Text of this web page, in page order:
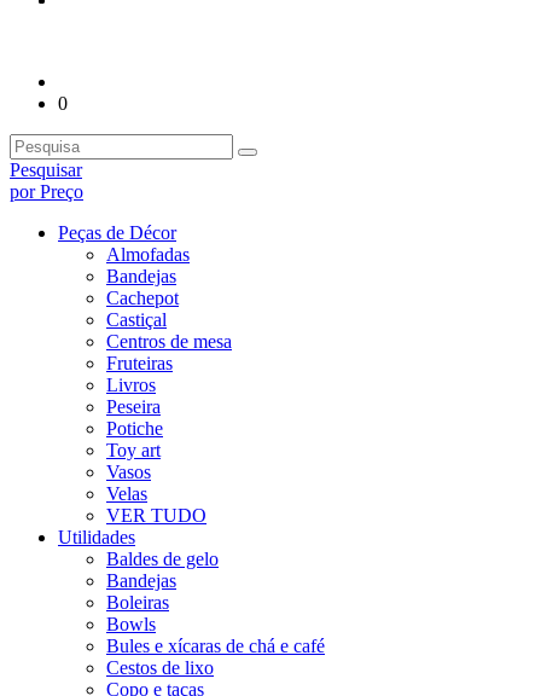
0
Pesquisar
por Preço
Peças de Décor
Almofadas
Bandejas
Cachepot
Castiçal
Centros de mesa
Fruteiras
Livros
Peseira
Potiche
Toy art
Vasos
Velas
VER TUDO
Utilidades
Baldes de gelo
Bandejas
Boleiras
Bowls
Bules e xícaras de chá e café
Cestos de lixo
Copo e taças